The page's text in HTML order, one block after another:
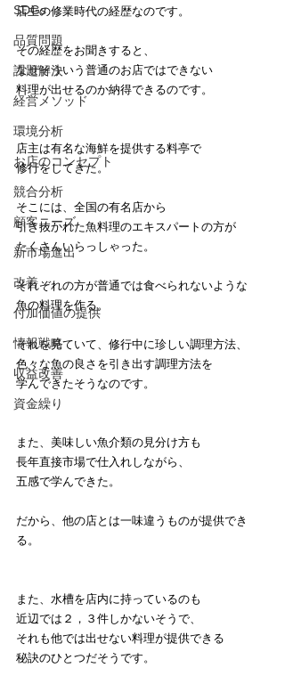
SDGs
品質問題
課題解決
経営メソッド
環境分析
お店のコンセプト
競合分析
顧客ニーズ
新市場進出
改善
付加価値の提供
情報戦略
収益改善
資金繰り
店主の修業時代の経歴なのです。
その経歴をお聞きすると、
なぜそういう普通のお店ではできない
料理が出せるのか納得できるのです。
店主は有名な海鮮を提供する料亭で
修行をしてきた。
そこには、全国の有名店から
引き抜かれた魚料理のエキスパートの方が
たくさんいらっしゃった。
それぞれの方が普通では食べられないような
魚の料理を作る。
それを見ていて、修行中に珍しい調理方法、
色々な魚の良さを引き出す調理方法を
学んできたそうなのです。
また、美味しい魚介類の見分け方も
長年直接市場で仕入れしながら、
五感で学んできた。
だから、他の店とは一味違うものが提供でき
る。
また、水槽を店内に持っているのも
近辺では２，３件しかないそうで、
それも他では出せない料理が提供できる
秘訣のひとつだそうです。